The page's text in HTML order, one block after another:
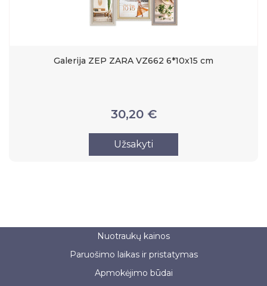
Galerija ZEP ZARA VZ662 6*10x15 cm
30,20 €
Užsakyti
Nuotraukų kainos
Paruošimo laikas ir pristatymas
Apmokėjimo būdai